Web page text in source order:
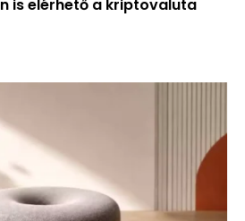
is elérhető a kriptovaluta